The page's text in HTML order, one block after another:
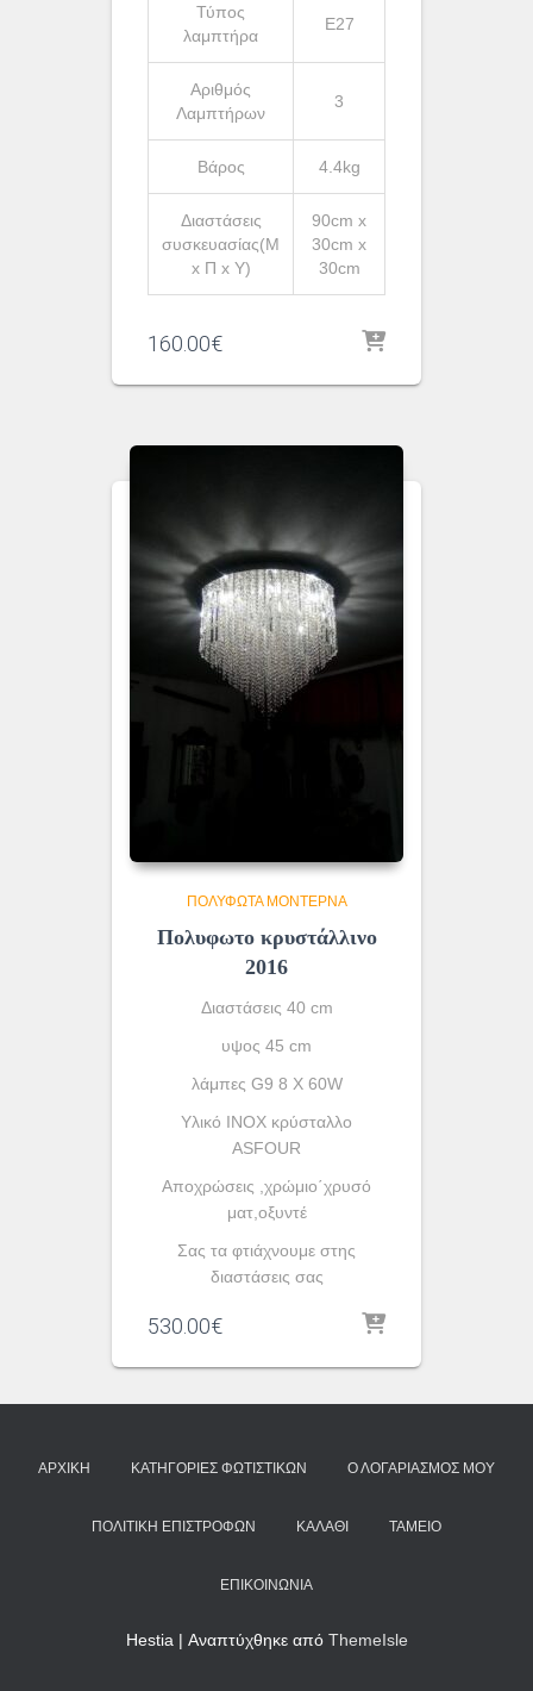
Τύπος
λαμπτήρα
Ε27
Αριθμός
Λαμπτήρων
3
Βάρος 4.4kg
Διαστάσεις
συσκευασίας(Μ
x Π x Υ)
90cm x
30cm x
30cm
160.00€
ΠΟΛΎΦΩΤΑ ΜΟΝΤΈΡΝΑ
Πολυφωτο κρυστάλλινο
2016
Διαστάσεις 40 cm
υψος 45 cm
λάμπες G9 8 X 60W
Υλικό INOX κρύσταλλο
ASFOUR
Αποχρώσεις ,χρώμιο΄χρυσό
ματ,οξυντέ
Σας τα φτιάχνουμε στης
διαστάσεις σας
530.00€
ΑΡΧΙΚΉ ΚΑΤΗΓΟΡΊΕΣ ΦΩΤΙΣΤΙΚΏΝ Ο ΛΟΓΑΡΙΑΣΜΌΣ ΜΟΥ
ΠΟΛΙΤΙΚΉ ΕΠΙΣΤΡΟΦΏΝ ΚΑΛΆΘΙ ΤΑΜΕΊΟ
ΕΠΙΚΟΙΝΩΝΊΑ
Hestia | Αναπτύχθηκε από ThemeIsle